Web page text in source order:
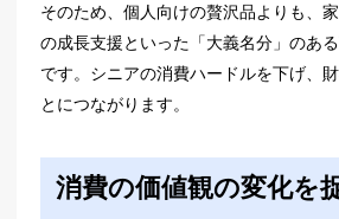
そのため、個人向けの贅沢品よりも、
の成長支援といった「大義名分」のあ
です。シニアの消費ハードルを下げ、
とにつながります。
消費の価値観の変化を